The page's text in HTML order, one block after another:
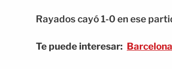
Rayados cayó 1-0 en ese
Te puede interesar: